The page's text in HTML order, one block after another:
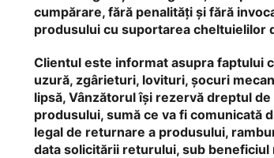
cumpărare, fără penalități și fără
produsului cu suportarea cheltuielilor
Clientul este informat asupra faptului
uzură, zgârieturi, lovituri, șocuri
lipsă, Vânzătorul își rezervă dreptul
produsului, sumă ce va fi comunicată
legal de returnare a produsului,
data solicitării returului, sub